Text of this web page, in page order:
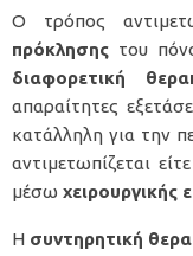
Ο τρόπος
πρόκλησης του
διαφορετική
απαραίτητες
κατάλληλη για την
αντιμετωπίζεται
μέσω χειρουργικής
Η συντηρητική